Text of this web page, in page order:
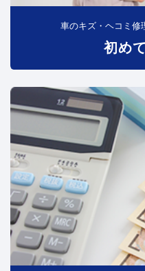
車のキズ・ヘコミ修
初め